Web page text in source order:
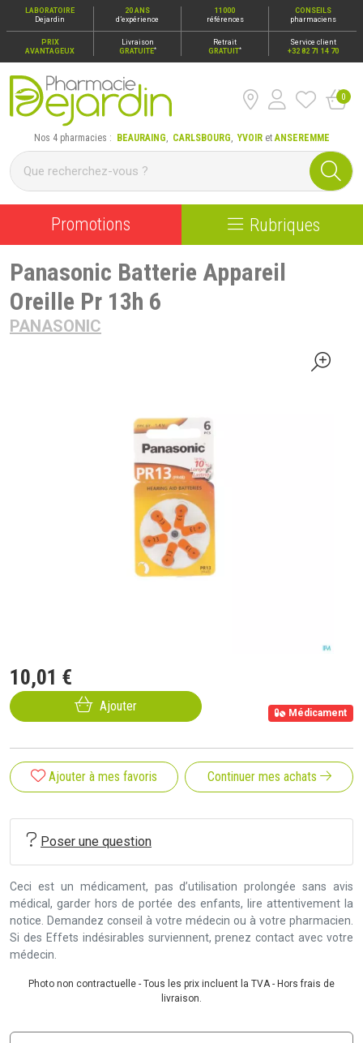
LABORATOIRE
Dejardin
20 ANS
d’expérience
11000
références
CONSEILS
pharmaciens
PRIX
AVANTAGEUX
Livraison
GRATUITE*
Retrait
GRATUIT*
Service client
+32 82 71 14 70
Pharmacie Dejardin Nos 4 pharmacies : Beauraing,
0
Nos 4 pharmacies : BEAURAING, CARLSBOURG,YVOIRetANSEREMME
Promotions Rubriques
Panasonic Batterie Appareil
Oreille Pr 13h 6
PANASONIC
10,01 €
Ajouter Médicament
Ajouter à mes favoris Continuer mes achats
Poser une question
Ceci est un médicament, pas d’utilisation prolongée sans avis
médical, garder hors de portée des enfants, lire attentivement la
notice. Demandez conseil à votre médecin ou à votre pharmacien.
Si des Effets indésirables surviennent, prenez contact avec votre
médecin.
Photo non contractuelle - Tous les prix incluent la TVA - Hors frais de
livraison.